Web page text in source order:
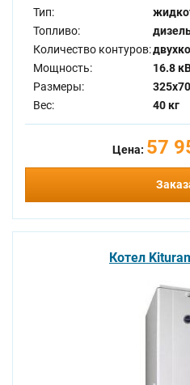
Тип:
Топливо:
Количество контуров:
Мощность:
16.8
Размеры:
Вес:
40 кг
Цена: 57
Котел